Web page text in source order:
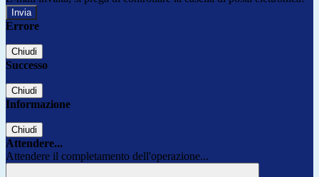
Errore
Chiudi
Successo
Chiudi
Informazione
Chiudi
Attendere...
Attendere il completamento dell'operazione...